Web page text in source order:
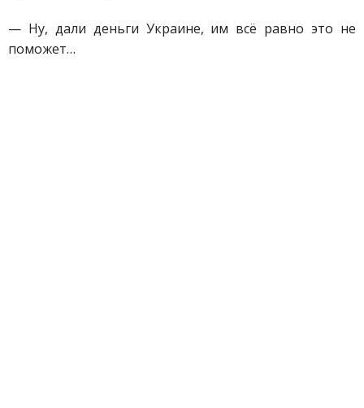
— Ну, дали деньги Украине, им всё равно это не
поможет…